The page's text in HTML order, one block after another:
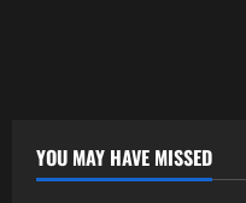
YOU MAY HAVE MISSED